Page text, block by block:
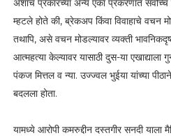
अशाच प्रकारच्या अन्य एका प्रकरणात
म्हटले होते की, ब्रेकअप किंवा विवाहाचे वचन
तथापि, असे वचन मोडल्यावर व्यक्ती
आत्महत्या केल्यावर यासाठी दुस-या एखाद्याला
पंकज मित्तल व न्या. उज्ज्वल भुईया यांच्या
बदलला होता.
यामध्ये आरोपी कमरुद्दीन दस्तगीर सनदी याला